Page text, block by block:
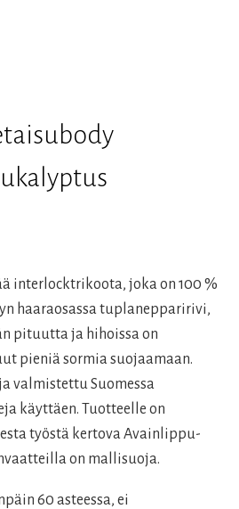
interlocktrikoota, joka on 100 %
haaraosassa tuplanepparirivi,
pituutta ja hihoissa on
pieniä sormia suojaamaan.
valmistettu Suomessa
käyttäen. Tuotteelle on
työstä kertova Avainlippu-
on mallisuoja.
60 asteessa, ei